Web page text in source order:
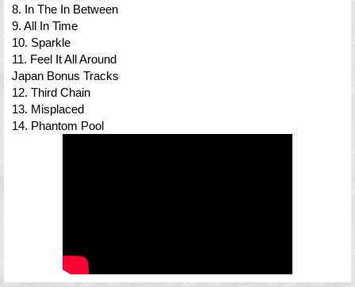
8. In The In Between
9. All In Time
10. Sparkle
11. Feel It All Around
Japan Bonus Tracks
12. Third Chain
13. Misplaced
14. Phantom Pool